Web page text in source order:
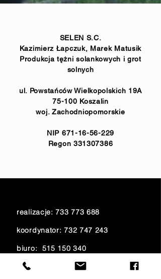
SELEN S.C.
Kazimierz Łapczuk, Marek Matusik
Produkcja tężni solankowych i grot
solnych
ul. Powstańców Wielkopolskich 19A
75-100 Koszalin
woj. Zachodniopomorskie
NIP 671-16-56-229
Regon 331307386
realizacje:733 773 688
koordynator:732 747 243
biuro: 515 150 340
księgowość:
733 700 621